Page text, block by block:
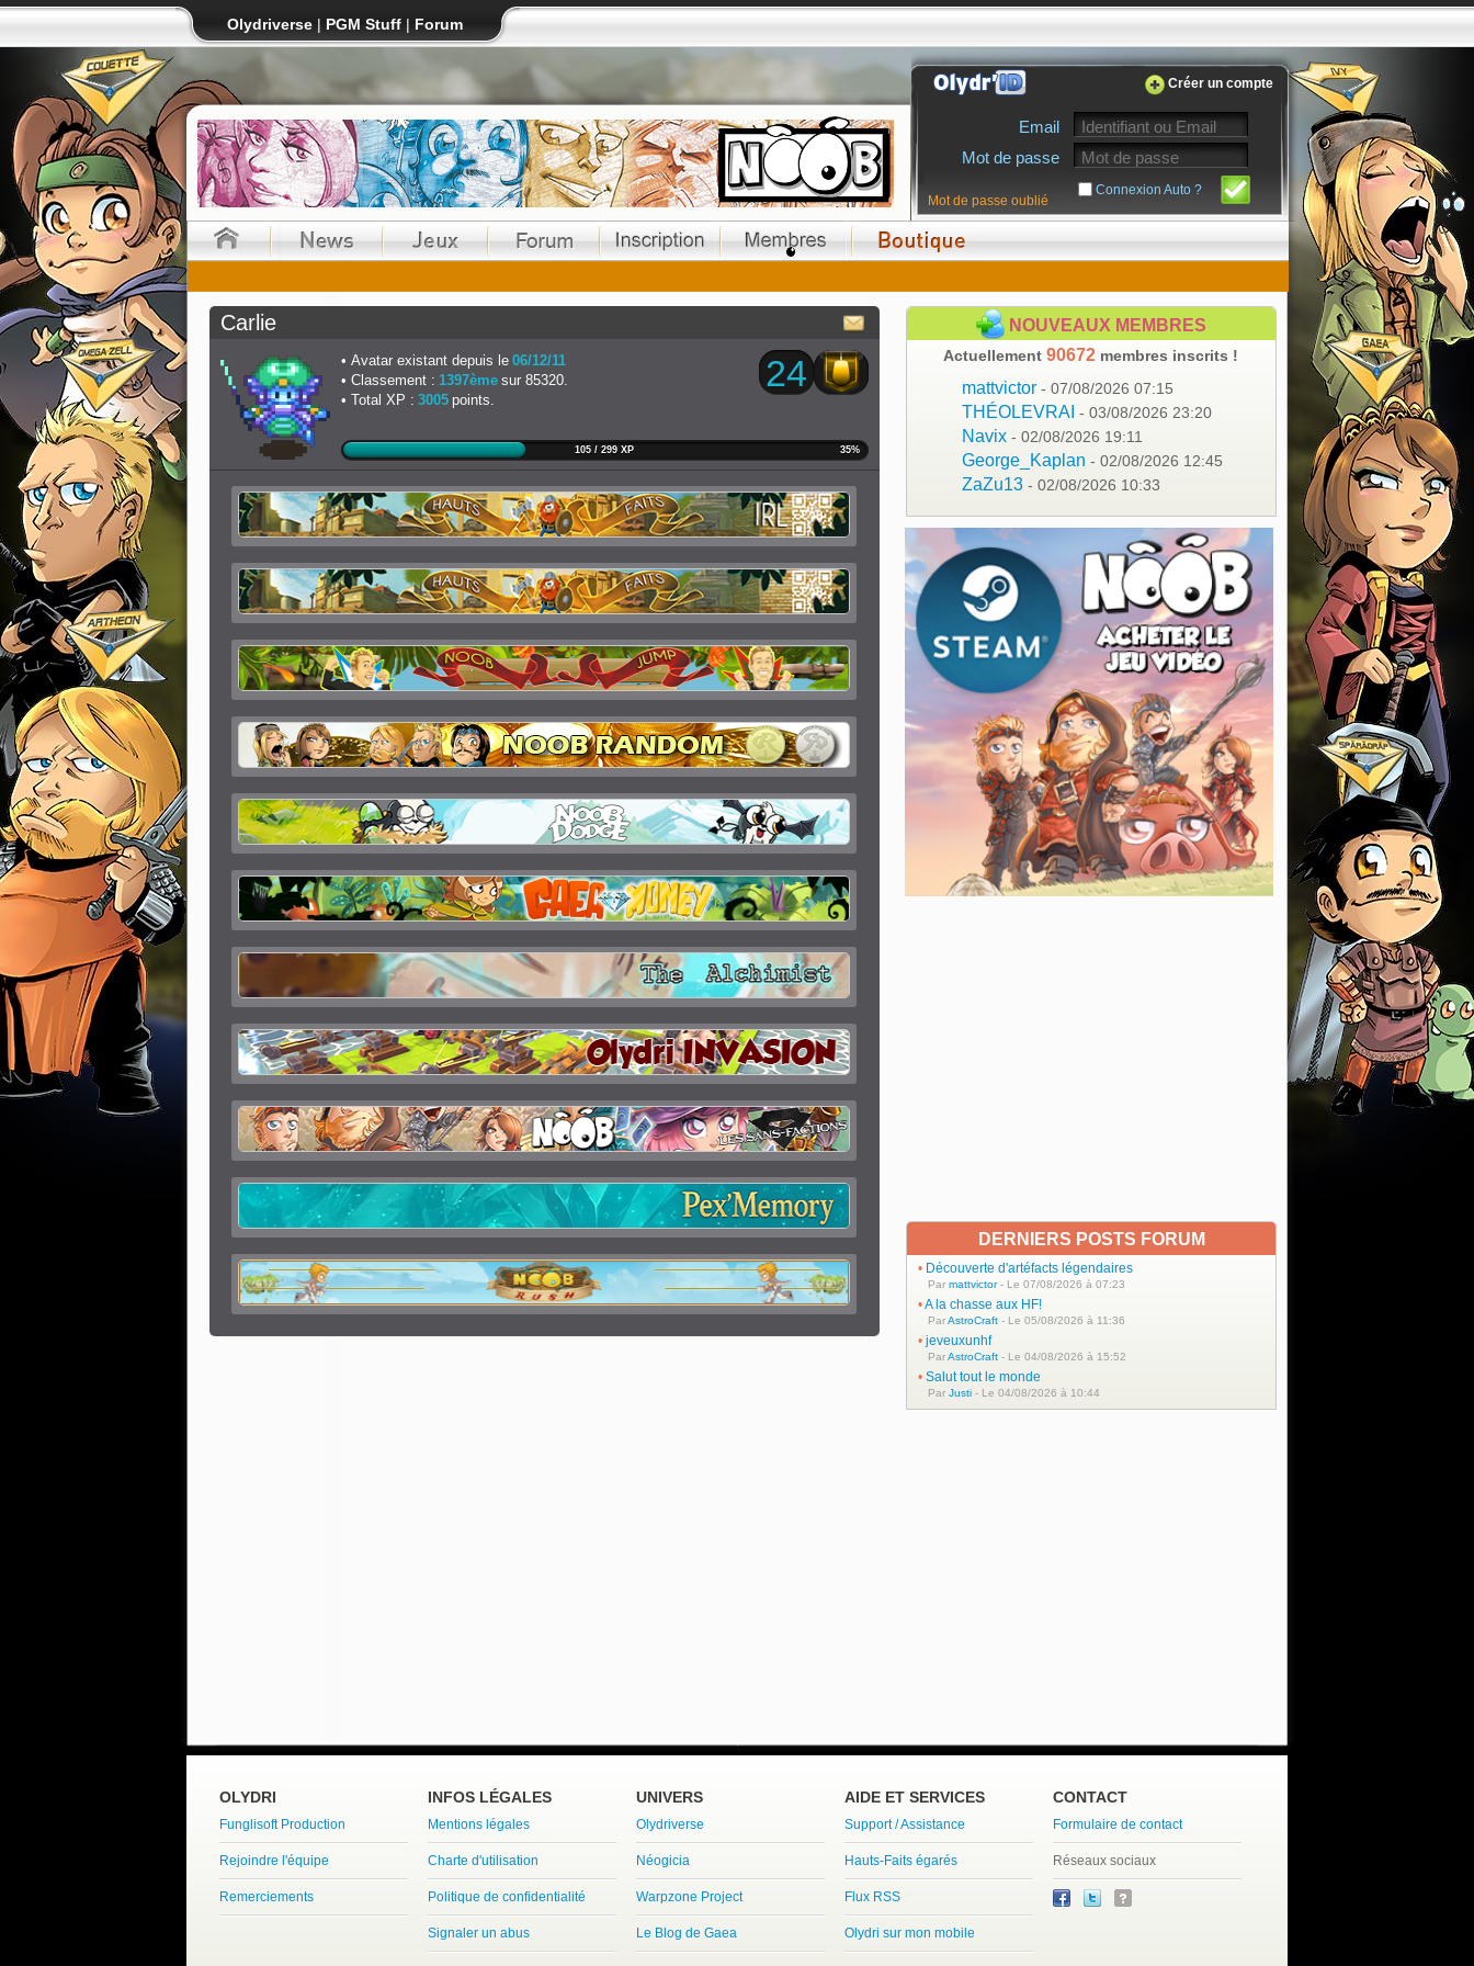
Olydriverse | PGM Stuff | Forum
Créer un compte
Email
Mot de passe
Connexion Auto ?
Mot de passe oublié
Carlie
Avatar existant depuis le 06/12/11
Classement : 1397ème sur 85320.
Total XP : 3005 points.
24
105 / 299 XP 35%
NOUVEAUX MEMBRES
Actuellement 90672 membres inscrits !
mattvictor - 07/08/2026 07:15
THÉOLEVRAI - 03/08/2026 23:20
Navix - 02/08/2026 19:11
George_Kaplan - 02/08/2026 12:45
ZaZu13 - 02/08/2026 10:33
DERNIERS POSTS FORUM
• Découverte d'artéfacts légendaires
Par mattvictor- Le 07/08/2026 à 07:23
•A la chasse aux HF!
ParAstroCraft - Le 05/08/2026 à 11:36
• jeveuxunhf
ParAstroCraft - Le 04/08/2026 à 15:52
• Salut tout le monde
Par Justi - Le 04/08/2026 à 10:44
OLYDRI
Funglisoft Production
Rejoindre l'équipe
Remerciements
INFOS LÉGALES
Mentions légales
Charte d'utilisation
Politique de confidentialité
Signaler un abus
UNIVERS
Olydriverse
Néogicia
Warpzone Project
Le Blog de Gaea
AIDE ET SERVICES
Support / Assistance
Hauts-Faits égarés
Flux RSS
Olydri sur mon mobile
CONTACT
Formulaire de contact
Réseaux sociaux